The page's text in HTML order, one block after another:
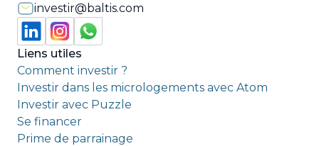
investir@baltis.com
Liens utiles
Comment investir ?
Investir dans les micrologements avec Atom
Investir avec Puzzle
Se financer
Prime de parrainage